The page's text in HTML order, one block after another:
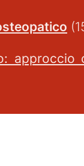
approccio